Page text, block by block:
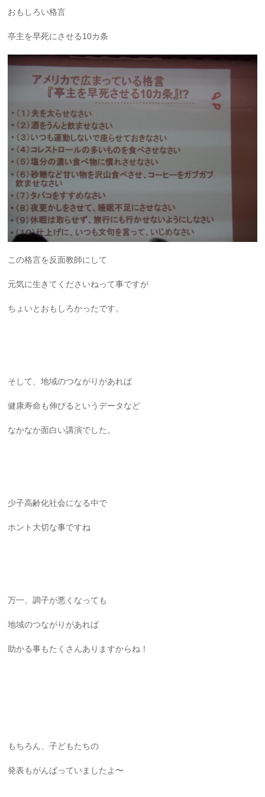
おもしろい格言
亭主を早死にさせる10カ条
この格言を反面教師にして
元気に生きてくださいねって事ですが
ちょいとおもしろかったです。
そして、地域のつながりがあれば
健康寿命も伸びるというデータなど
なかなか面白い講演でした。
少子高齢化社会になる中で
ホント大切な事ですね
万一、調子が悪くなっても
地域のつながりがあれば
助かる事もたくさんありますからね！
もちろん、子どもたちの
発表もがんばっていましたよ〜